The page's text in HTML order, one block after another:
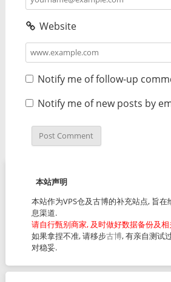
Website
Notify me of follow-up
Notify me of new posts by
本站声明
本站作为VPS仓及古博的补充站点, 旨
息渠道.
请自行甄别商家, 及时做好数据备份及
如果拿捏不准, 请移步古博, 有亲自测试
对稳妥.